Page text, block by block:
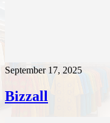
September 17, 2025
Bizzall